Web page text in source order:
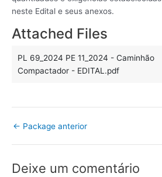
neste Edital e seus anexos.
Attached Files
PL 69_2024 PE 11_2024 - Caminhão
Compactador - EDITAL.pdf
← Package anterior
Deixe um comentário